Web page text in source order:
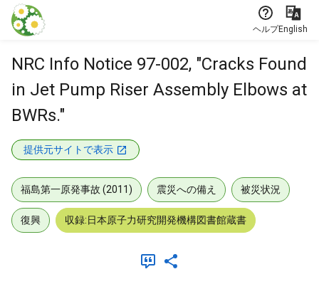
本文に飛ぶ
ヘルプEnglish
NRC Info Notice 97-002, "Cracks Found
in Jet Pump Riser Assembly Elbows at
BWRs."
提供元サイトで表示
福島第一原発事故 (2011) 震災への備え 被災状況
復興 収録:日本原子力研究開発機構図書館蔵書